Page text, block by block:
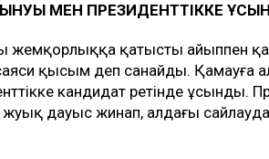
МЕН ПРЕЗИДЕНТТІККЕ
жемқорлыққа қатысты айыппен
қысым деп санайды. Қамауға
кандидат ретінде ұсынды.
дауыс жинап, алдағы сайлауда